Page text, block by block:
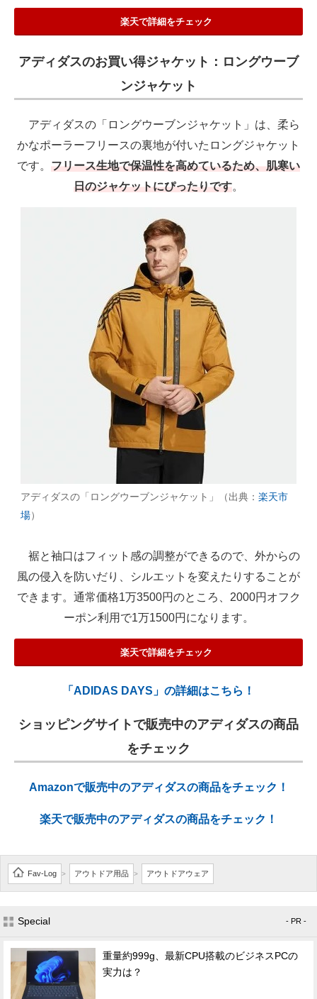
楽天で詳細をチェック
アディダスのお買い得ジャケット：ロングウーブ
ンジャケット
アディダスの「ロングウーブンジャケット」は、柔ら
かなポーラーフリースの裏地が付いたロングジャケット
です。 フリース生地で保温性を高めているため、肌寒い
日のジャケットにぴったりです。
アディダスの「ロングウーブンジャケット」（出典： 楽天市
場）
裾と袖口はフィット感の調整ができるので、外からの
風の侵入を防いだり、シルエットを変えたりすることが
できます。通常価格1万3500円のところ、2000円オフク
ーポン利用で1万1500円になります。
楽天で詳細をチェック
「ADIDAS DAYS」の詳細はこちら！
ショッピングサイトで販売中のアディダスの商品
をチェック
Amazonで販売中のアディダスの商品をチェック！
楽天で販売中のアディダスの商品をチェック！
Fav-Log > アウトドア用品 > アウトドアウェア
Special - PR -
重量約999g、最新CPU搭載のビジネスPCの
実力は？